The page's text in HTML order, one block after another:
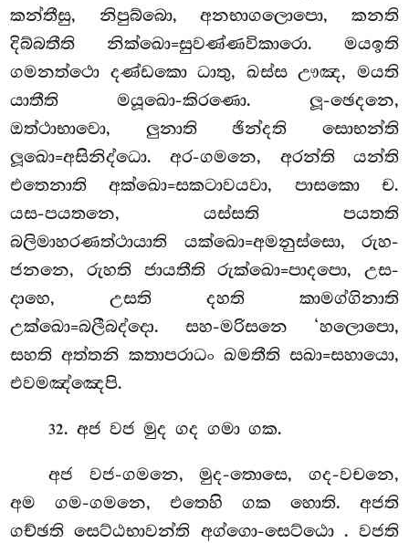
කන්තීසු, නිපුබ්බො, අනභාගලොපො, කනති
දිබ්බතීති නික්ඛො=සුවණ්ණවිකාරො. මයඉති
ගමනත්ථො දණ්ඩකො ධාතු, ඛස්ස ඌඤ, මයති
යාතීති මයූඛො-කිරණො. ලූ-ඡෙදනෙ,
ඔත්ථාභාවො, ලුනාති ඡින්දති සොභන්ති
ලූඛො=අසිනිද්ධො. අර-ගමනෙ, අරන්ති යන්ති
එතෙනාති අක්ඛො=සකටාවයවා, පාසකො ච.
යස-පයතනෙ, යස්සති පයතති
බලිමාහරණත්ථායාති යක්ඛො=අමනුස්සො, රුහ-
ජනනෙ, රුහති ජායතීති රුක්ඛො=පාදපො, උස-
දාහෙ, උසති දහති කාමග්ගිනාති
උක්ඛො=බලීබද්දො. සහ-මරිසනෙ ‘හලොපො,
සහති අත්තනි කතාපරාධං ඛමතීති සඛා=සහායො,
එවමඤ්ඤෙපි.
32. අජ වජ මුද ගද ගමා ගක.
අජ වජ-ගමනෙ, මුද-තොසෙ, ගද-වචනෙ,
අම ගම-ගමනෙ, එතෙහි ගක හොති. අජති
ගච්ඡති සෙට්ඨභාවන්ති අග්ගො-සෙට්ඨො . වජති